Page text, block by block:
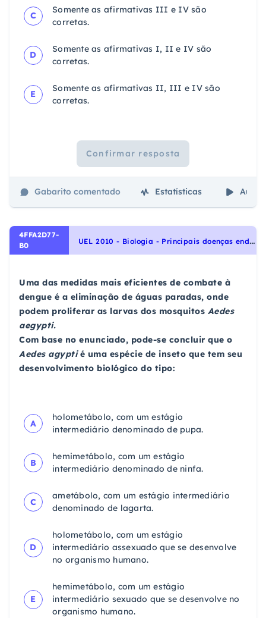
C
Somente as afirmativas III e IV são
corretas.
D
Somente as afirmativas I, II e IV são
corretas.
E
Somente as afirmativas II, III e IV são
corretas.
Confirmar resposta
Gabarito comentado Estatísticas Aulas
4FFA2D77-
B0
U
EL 2010 - Biologia - Principais doenças endêmicas no Brasil, Qualidade de vida das populações humanas
Uma das medidas mais eficientes de combate à
dengue é a eliminação de águas paradas, onde
podem proliferar as larvas dos mosquitos Aedes
aegypti.
Com base no enunciado, pode-se concluir que o
Aedes agyptié uma espécie de inseto que tem seu
desenvolvimento biológico do tipo:
A
holometábolo, com um estágio
intermediário denominado de pupa.
B
hemimetábolo, com um estágio
intermediário denominado de ninfa.
C
ametábolo, com um estágio intermediário
denominado de lagarta.
D
holometábolo, com um estágio
intermediário assexuado que se desenvolve
no organismo humano.
E
hemimetábolo, com um estágio
intermediário sexuado que se desenvolve no
organismo humano.